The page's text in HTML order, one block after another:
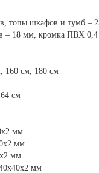
топы шкафов и тумб –
– 18 мм, кромка ПВХ
160 см, 180 см
см
мм
мм
мм
мм